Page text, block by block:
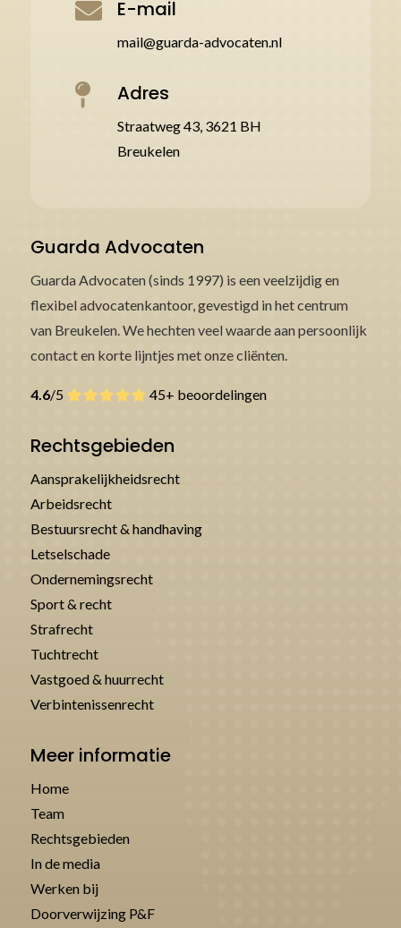
 E-mail
mail@guarda-advocaten.nl
 Adres
Straatweg 43, 3621 BH
Breukelen
Guarda Advocaten
Guarda Advocaten (sinds 1997) is een veelzijdig en
flexibel advocatenkantoor, gevestigd in het centrum
van Breukelen. We hechten veel waarde aan persoonlijk
contact en korte lijntjes met onze cliënten.
4.6/5 45+ beoordelingen
Rechtsgebieden
Aansprakelijkheidsrecht
Arbeidsrecht
Bestuursrecht & handhaving
Letselschade
Ondernemingsrecht
Sport & recht
Strafrecht
Tuchtrecht
Vastgoed & huurrecht
Verbintenissenrecht
Meer informatie
Home
Team
Rechtsgebieden
In de media
Werken bij
Doorverwijzing P&F